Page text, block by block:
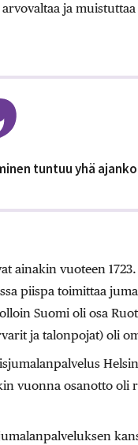
ja
tuntuu yhä
ainakin vuoteen
piispa toimittaa
Suomi oli osa
ja talonpojat) oli
vuonna osanotto oli